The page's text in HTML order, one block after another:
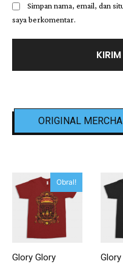
Simpan nama, email, dan
saya berkomentar.
ORIGINAL
Obral!
Glory Glory